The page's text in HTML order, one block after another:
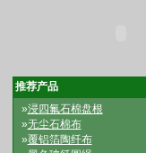
推荐产品
»浸四氟石棉盘根
»无尘石棉布
»覆铝箔陶纤布